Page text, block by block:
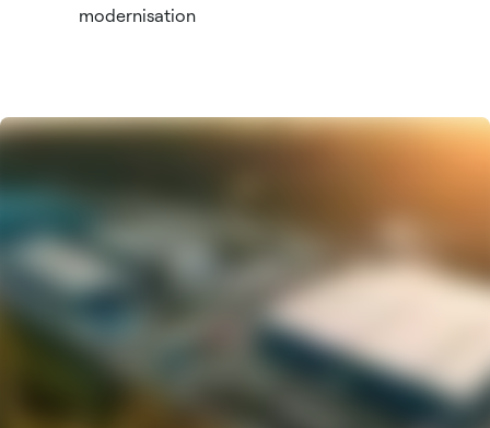
modernisation